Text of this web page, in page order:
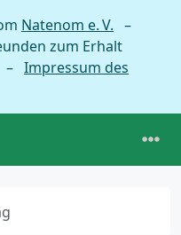
Natenom e. V. –
zum Erhalt
– Impressum des